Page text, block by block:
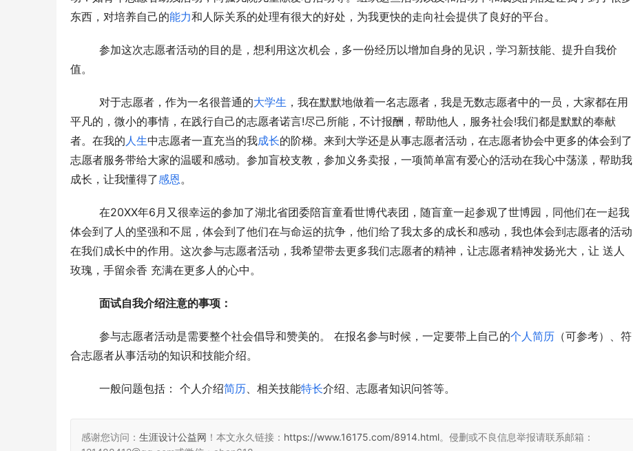
东西，对培养自己的能力和人际关系的处理有很大的好处，为我更快的走向社会提供了良好的平台。
值。
  　　对于志愿者，作为一名很普通的
大学生 ，我在默默地做着一名志愿者，我是无数志愿者中的一员，大家都在用
平凡的，微小的事情，在践行自己的志愿者诺言!尽己所能，不计报酬，帮助他人，服务社会!我们都是默默的奉献
者。在我的人生中志愿者一直充当的我成长的阶梯。来到大学还是从事志愿者活动，在志愿者协会中更多的体会到了
志愿者服务带给大家的温暖和感动。参加盲校支教，参加义务卖报，一项简单富有爱心的活动在我心中荡漾，帮助我
成长，让我懂得了感恩。
体会到了人的坚强和不屈，体会到了他们在与命运的抗争，他们给了我太多的成长和感动，我也体会到志愿者的活动
在我们成长中的作用。这次参与志愿者活动，我希望带去更多我们志愿者的精神，让志愿者精神发扬光大，让 送人
玫瑰，手留余香 充满在更多人的心中。
面试自我介绍注意的事项：
  　　参与志愿者活动是需要整个社会倡导和赞美的。 在报名参与时候，一定要带上自己的
个人简历 （可参考）、符
合志愿者从事活动的知识和技能介绍。
  　　一般问题包括： 个人介绍
简历、相关技能特长介绍、志愿者知识问答等。
感谢您访问： 生涯设计公益网 ！本文永久链接： https://www.16175.com/8914.html。侵删或不良信息举报请联系邮箱：